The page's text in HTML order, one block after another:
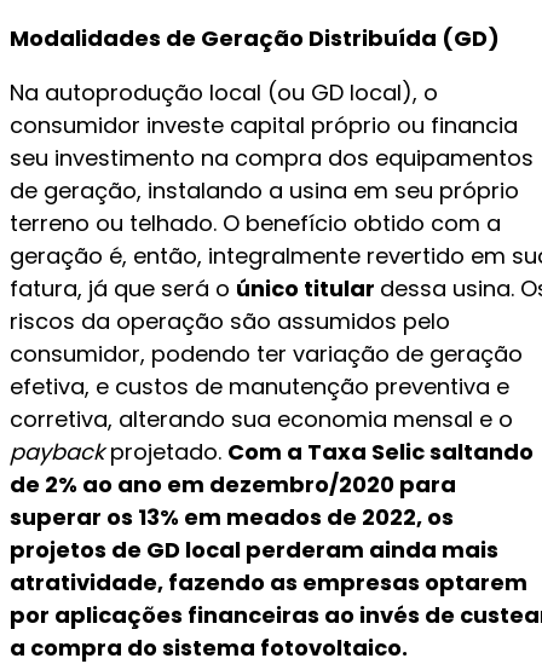
Modalidades de Geração Distribuída (GD)
Na autoprodução local (ou GD local), o
consumidor investe capital próprio ou financia
seu investimento na compra dos equipamentos
de geração, instalando a usina em seu próprio
terreno ou telhado. O benefício obtido com a
geração é, então, integralmente revertido em
fatura, já que será o único titular dessa usina.
riscos da operação são assumidos pelo
consumidor, podendo ter variação de geração
efetiva, e custos de manutenção preventiva e
corretiva, alterando sua economia mensal e o
paybackprojetado. Com a Taxa Selic saltando
de 2% ao ano em dezembro/2020 para
superar os 13% em meados de 2022, os
projetos de GD local perderam ainda mais
atratividade, fazendo as empresas optarem
por aplicações financeiras ao invés de
a compra do sistema fotovoltaico.